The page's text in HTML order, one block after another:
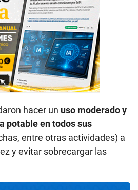
hacer un uso moderado y
potable en todos sus
entre otras actividades) a
y evitar sobrecargar las